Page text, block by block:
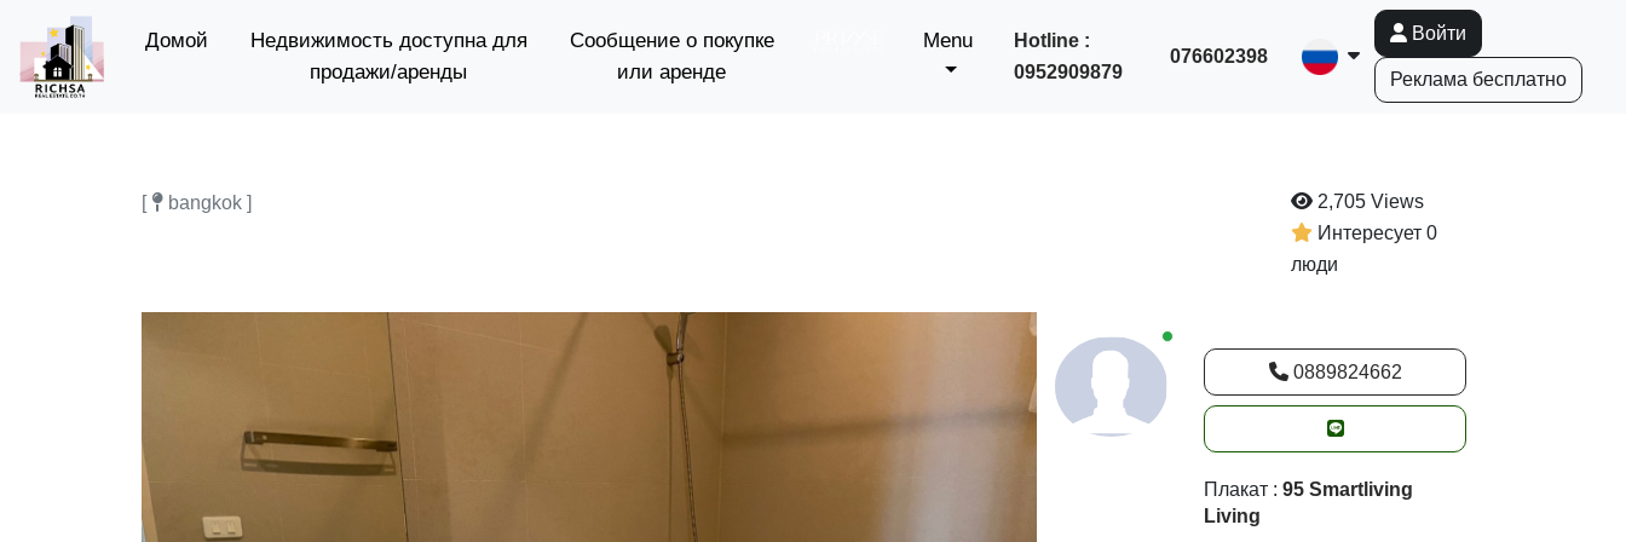
Домой (current)Недвижимость доступна для
продажи/аренды
Сообщение о покупке
или аренде
Menu
Hotline :
0952909879
076602398
Войти
Реклама бесплатно
[ bangkok ]
2,705 Views
Интересует 0
люди
New alerts
0889824662
Плакат :95 Smartliving
Living